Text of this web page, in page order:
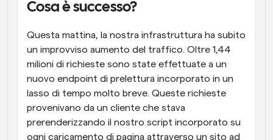
Cosa è successo?
Questa mattina, la nostra infrastruttura ha subito
un improvviso aumento del traffico. Oltre 1,44
milioni di richieste sono state effettuate a un
nuovo endpoint di prelettura incorporato in un
lasso di tempo molto breve. Queste richieste
provenivano da un cliente che stava
prerenderizzando il nostro script incorporato su
ogni caricamento di pagina attraverso un sito ad